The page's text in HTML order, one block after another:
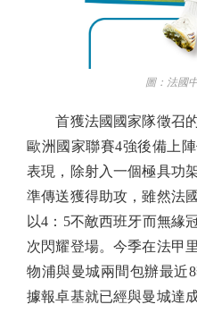
圖：法國中
首獲法國國家隊徵召的
歐洲國家聯賽4強後備上
表現，除射入一個極具功
準傳送獲得助攻，雖然法
以4：5不敵西班牙而無緣
次閃耀登場。今季在法甲
物浦與曼城兩間包辦最近
據報卓基就已經與曼城達